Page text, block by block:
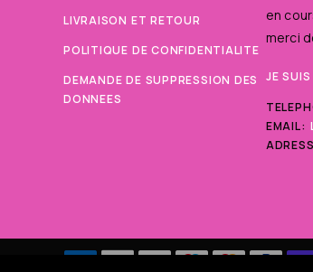
LIVRAISON ET RETOUR
POLITIQUE DE CONFIDENTIALITE
DEMANDE DE SUPPRESSION DES
DONNEES
en
merci
JE
EMAIL: